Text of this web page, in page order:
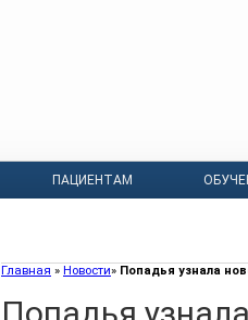
ПАЦИЕНТАМ
Главная » Новости» Попадья узнала